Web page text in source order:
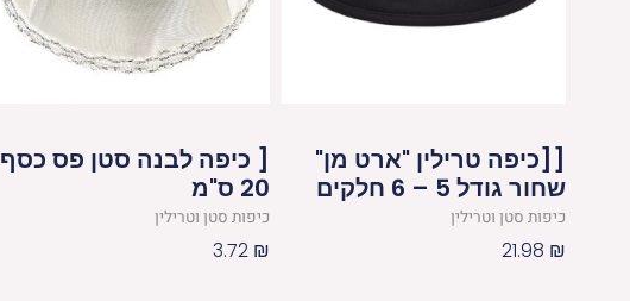
[[כיפה טרילין "ארט מן"
שחור גודל 5 – 6 חלקים
כיפות סטן וטרילין
21.98 ₪
[ כיפה לבנה סטן פס כסף
20 ס"מ
כיפות סטן וטרילין
3.72 ₪